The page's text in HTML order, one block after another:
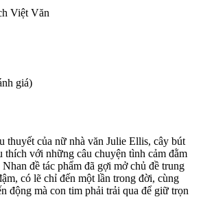
Việt Văn
giá)
thuyết của nữ nhà văn Julie Ellis, cây bút
thích với những câu chuyện tình cảm đằm
đề tác phẩm đã gợi mở chủ đề trung
có lẽ chỉ đến một lần trong đời, cùng
động mà con tim phải trải qua để giữ trọn